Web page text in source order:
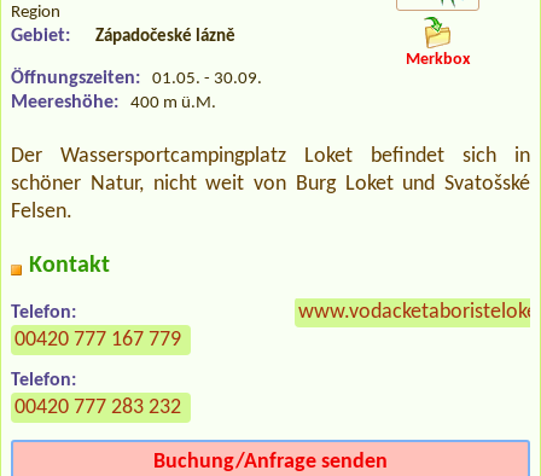
Region
Gebiet: Západočeské lázně
Öffnungszeiten: 01.05. - 30.09.
Meereshöhe: 400 m ü.M.
Merkbox
Der Wassersportcampingplatz Loket befindet sich in
schöner Natur, nicht weit von Burg Loket und Svatošské
Felsen.
Kontakt
Telefon:
00420 777 167 779
Telefon:
00420 777 283 232
Buchung/Anfrage senden